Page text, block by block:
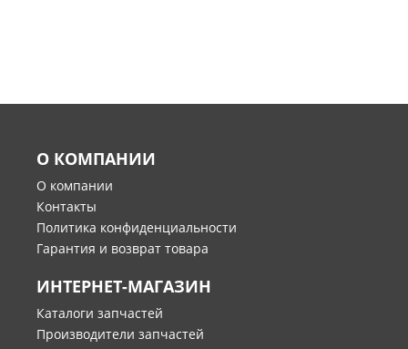
О КОМПАНИИ
О компании
Контакты
Политика конфиденциальности
Гарантия и возврат товара
ИНТЕРНЕТ-МАГАЗИН
Каталоги запчастей
Производители запчастей